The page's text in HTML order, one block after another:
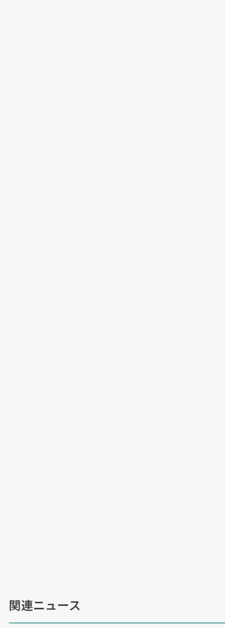
関連ニュース